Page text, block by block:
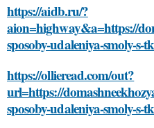
https://aidb.ru/?
aion=highway&a=https://
sposoby-udaleniya-smoly-s-
https://ollieread.com/out?
url=https://
sposoby-udaleniya-smoly-s-